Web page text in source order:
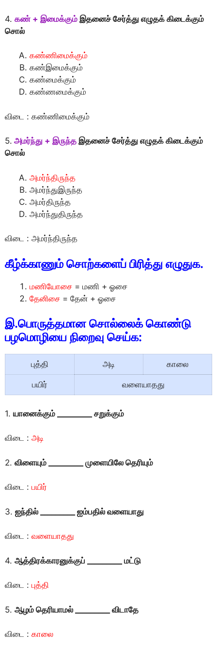
4. கண் + இமைக்கும் இதனைச் சேர்த்து எழுதக் கிடைக்கும்
சொல்
கண்ணிமைக்கும்
கண்இமைக்கும்
கண்மைக்கும்
கண்ணமைக்கும்
விடை : கண்ணிமைக்கும்
5. அமர்ந்து + இருந்த இதனைச் சேர்த்து எழுதக் கிடைக்கும்
சொல்
அமர்ந்திருந்த
அமர்ந்துஇருந்த
அமர்திருந்த
அமர்ந்துதிருந்த
விடை : அமர்ந்திருந்த
கீழ்க்காணும் சொற்களைப் பிரித்து எழுதுக.
மணியோசை = மணி + ஓசை
தேனிசை = தேன் + ஓசை
இ.பொருத்தமான சொல்லைக் கொண்டு
பழமொழியை நிறைவு செய்க:
புத்தி அடி காலை
பயிர் வளையாதது
1. யானைக்கும் _________ சறுக்கும்
விடை : அடி
2. விளையும் _________ முளையிலே தெரியும்
விடை : பயிர்
3. ஐந்தில் _________ ஐம்பதில் வளையாது
விடை : வளையாதது
4. ஆத்திரக்காரனுக்குப் _________ மட்டு
விடை : புத்தி
5. ஆழம் தெரியாமல் _________ விடாதே
விடை : காலை